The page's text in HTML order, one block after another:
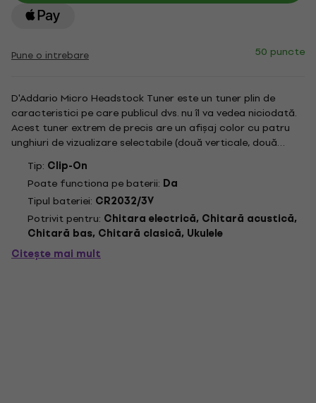
Pune o intrebare 50 puncte
D'Addario Micro Headstock Tuner este un tuner plin de
caracteristici pe care publicul dvs. nu îl va vedea niciodată.
Acest tuner extrem de precis are un afișaj color cu patru
unghiuri de vizualizare selectabile (două verticale, două
orizontale) într-o carcasă care se îmbină cu estetica
oricărui instrument. Algoritmii avansați de reglare vă...
Tip: Clip-On
Poate functiona pe baterii: Da
Tipul bateriei: CR2032/3V
Potrivit pentru: Chitara electrică, Chitară acustică,
Chitară bas, Chitară clasică, Ukulele
Citește mai mult